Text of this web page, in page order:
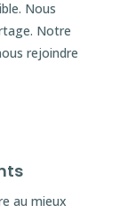
Nous
Notre
rejoindre
au mieux